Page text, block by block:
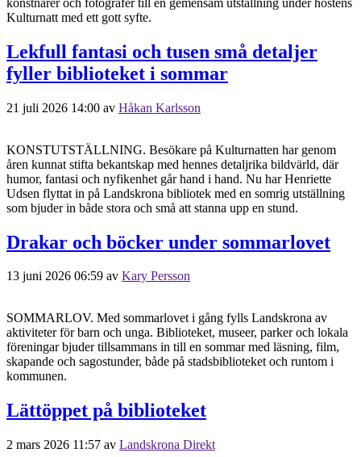
Kulturnatt med ett gott syfte.
Lekfull fantasi och tusen små detaljer
fyller biblioteket i sommar
21 juli 2026 14:00 av Håkan Karlsson
KONSTUTSTÄLLNING. Besökare på Kulturnatten har genom
åren kunnat stifta bekantskap med hennes detaljrika bildvärld, där
humor, fantasi och nyfikenhet går hand i hand. Nu har Henriette
Udsen flyttat in på Landskrona bibliotek med en somrig utställning
som bjuder in både stora och små att stanna upp en stund.
Drakar och böcker under sommarlovet
13 juni 2026 06:59 av Kary Persson
SOMMARLOV. Med sommarlovet i gång fylls Landskrona av
aktiviteter för barn och unga. Biblioteket, museer, parker och lokala
föreningar bjuder tillsammans in till en sommar med läsning, film,
skapande och sagostunder, både på stadsbiblioteket och runtom i
kommunen.
Lättöppet på biblioteket
2 mars 2026 11:57 av Landskrona Direkt